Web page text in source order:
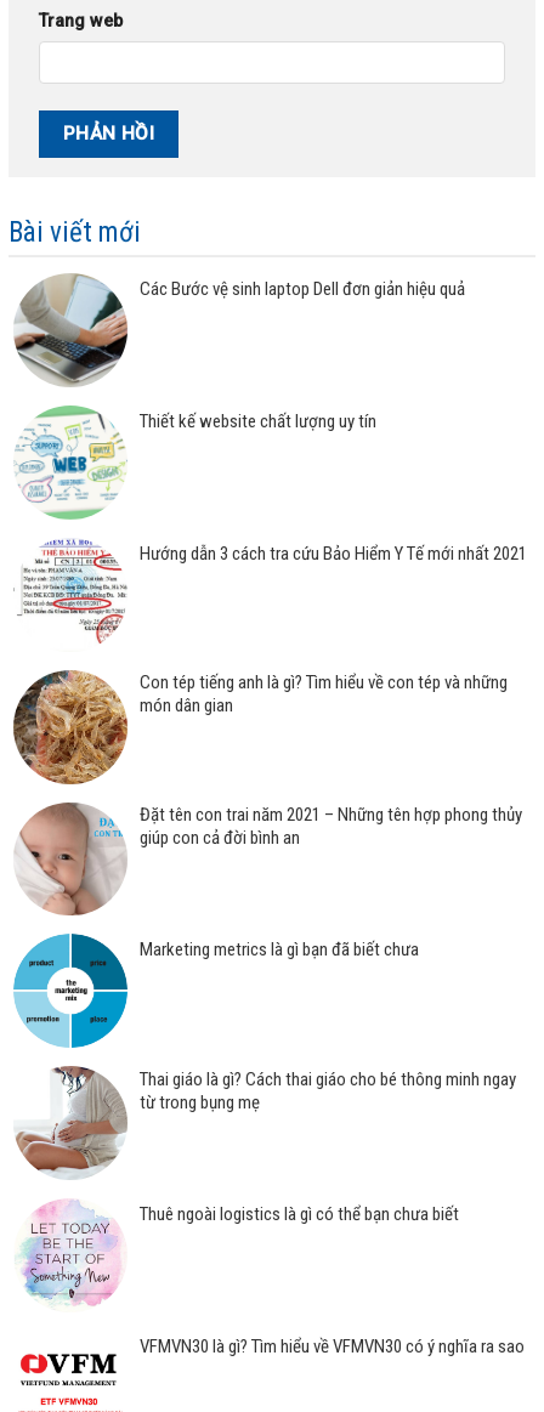
Trang web
Bài viết mới
Các Bước vệ sinh laptop Dell đơn giản hiệu quả
Thiết kế website chất lượng uy tín
Hướng dẫn 3 cách tra cứu Bảo Hiểm Y Tế mới nhất 2021
Con tép tiếng anh là gì? Tìm hiểu về con tép và những
món dân gian
Đặt tên con trai năm 2021 – Những tên hợp phong thủy
giúp con cả đời bình an
Marketing metrics là gì bạn đã biết chưa
Thai giáo là gì? Cách thai giáo cho bé thông minh ngay
từ trong bụng mẹ
Thuê ngoài logistics là gì có thể bạn chưa biết
VFMVN30 là gì? Tìm hiểu về VFMVN30 có ý nghĩa ra sao